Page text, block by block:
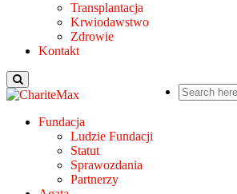
Transplantacja
Krwiodawstwo
Zdrowie
Kontakt
Fundacja
Ludzie Fundacji
Statut
Sprawozdania
Partnerzy